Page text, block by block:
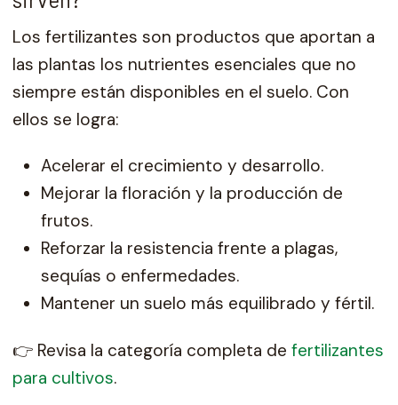
Los fertilizantes son productos que aportan a
las plantas los nutrientes esenciales que no
siempre están disponibles en el suelo. Con
ellos se logra:
Acelerar el crecimiento y desarrollo.
Mejorar la floración y la producción de
frutos.
Reforzar la resistencia frente a plagas,
sequías o enfermedades.
Mantener un suelo más equilibrado y fértil.
👉 Revisa la categoría completa defertilizantes
para cultivos.